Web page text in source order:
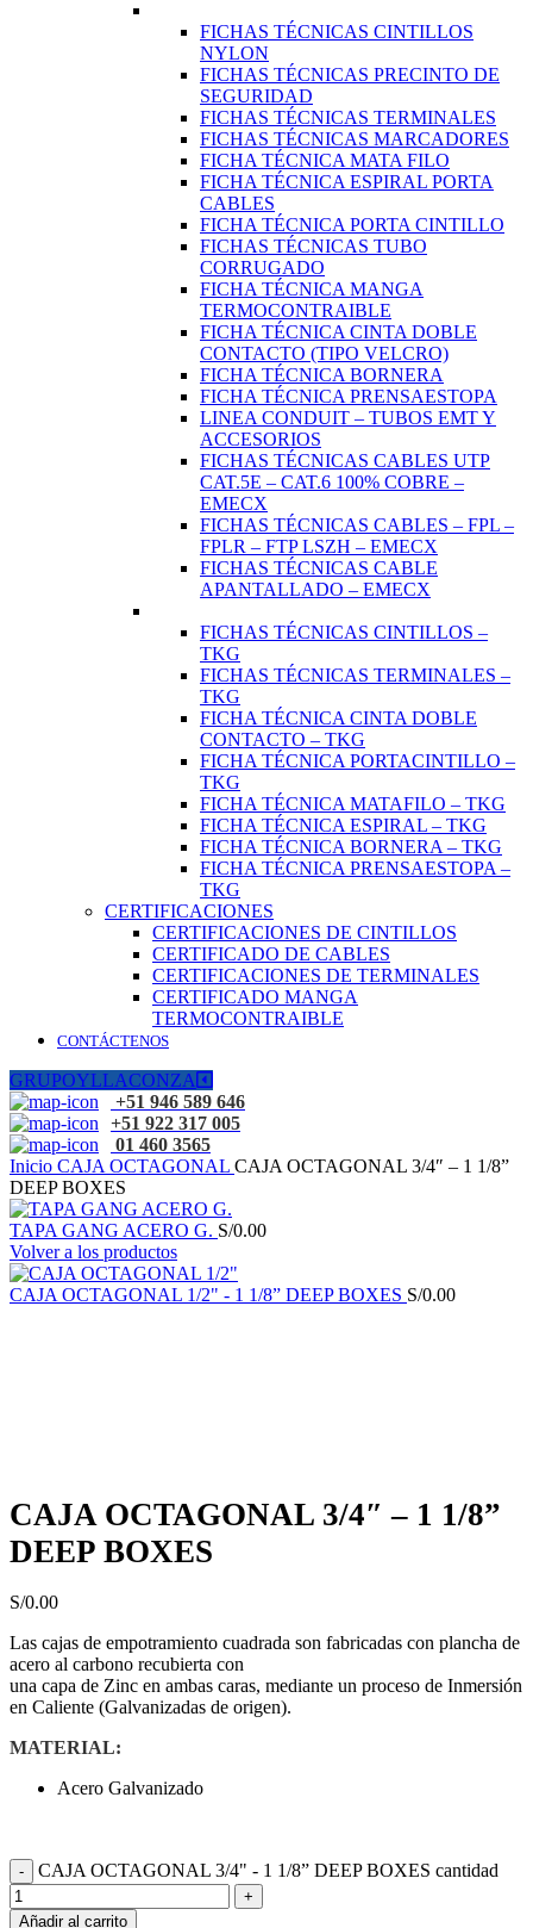
FICHAS TÉCNICAS CINTILLOS
NYLON
FICHAS TÉCNICAS PRECINTO DE
SEGURIDAD
FICHAS TÉCNICAS TERMINALES
FICHAS TÉCNICAS MARCADORES
FICHA TÉCNICA MATA FILO
FICHA TÉCNICA ESPIRAL PORTA
CABLES
FICHA TÉCNICA PORTA CINTILLO
FICHAS TÉCNICAS TUBO
CORRUGADO
FICHA TÉCNICA MANGA
TERMOCONTRAIBLE
FICHA TÉCNICA CINTA DOBLE
CONTACTO (TIPO VELCRO)
FICHA TÉCNICA BORNERA
FICHA TÉCNICA PRENSAESTOPA
LINEA CONDUIT – TUBOS EMT Y
ACCESORIOS
FICHAS TÉCNICAS CABLES UTP
CAT.5E – CAT.6 100% COBRE –
EMECX
FICHAS TÉCNICAS CABLES – FPL –
FPLR – FTP LSZH – EMECX
FICHAS TÉCNICAS CABLE
APANTALLADO – EMECX
FICHAS TÉCNICAS CINTILLOS –
TKG
FICHAS TÉCNICAS TERMINALES –
TKG
FICHA TÉCNICA CINTA DOBLE
CONTACTO – TKG
FICHA TÉCNICA PORTACINTILLO –
TKG
FICHA TÉCNICA MATAFILO – TKG
FICHA TÉCNICA ESPIRAL – TKG
FICHA TÉCNICA BORNERA – TKG
FICHA TÉCNICA PRENSAESTOPA –
TKG
CERTIFICACIONES
CERTIFICACIONES DE CINTILLOS
CERTIFICADO DE CABLES
CERTIFICACIONES DE TERMINALES
CERTIFICADO MANGA
TERMOCONTRAIBLE
CONTÁCTENOS
GRUPOYLLACONZA
+51 946 589 646
+51 922 317 005
01 460 3565
Inicio CAJA OCTAGONAL CAJA OCTAGONAL 3/4″ – 1 1/8”
DEEP BOXES
TAPA GANG ACERO G. S/0.00
Volver a los productos
CAJA OCTAGONAL 1/2" - 1 1/8” DEEP BOXES S/0.00
CAJA OCTAGONAL 3/4″ – 1 1/8”
DEEP BOXES
S/0.00
Las cajas de empotramiento cuadrada son fabricadas con plancha de
acero al carbono recubierta con
una capa de Zinc en ambas caras, mediante un proceso de Inmersión
en Caliente (Galvanizadas de origen).
MATERIAL:
Acero Galvanizado
CAJA OCTAGONAL 3/4" - 1 1/8” DEEP BOXES cantidad
Añadir al carrito